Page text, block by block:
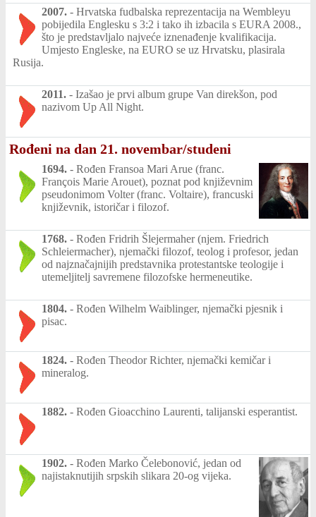
2007. - Hrvatska fudbalska reprezentacija na Wembleyu
pobijedila Englesku s 3:2 i tako ih izbacila s EURA 2008.,
što je predstavljalo najveće iznenađenje kvalifikacija.
Umjesto Engleske, na EURO se uz Hrvatsku, plasirala
Rusija.
2011. - Izašao je prvi album grupe Van direkšon, pod
nazivom Up All Night.
Rođeni na dan 21. novembar/studeni
1694. - Rođen Fransoa Mari Arue (franc.
François Marie Arouet), poznat pod književnim
pseudonimom Volter (franc. Voltaire), francuski
književnik, istoričar i filozof.
1768. - Rođen Fridrih Šlejermaher (njem. Friedrich
Schleiermacher), njemački filozof, teolog i profesor, jedan
od najznačajnijih predstavnika protestantske teologije i
utemeljitelj savremene filozofske hermeneutike.
1804. - Rođen Wilhelm Waiblinger, njemački pjesnik i
pisac.
1824. - Rođen Theodor Richter, njemački kemičar i
mineralog.
1882. - Rođen Gioacchino Laurenti, talijanski esperantist.
1902. - Rođen Marko Čelebonović, jedan od
najistaknutijih srpskih slikara 20-og vijeka.